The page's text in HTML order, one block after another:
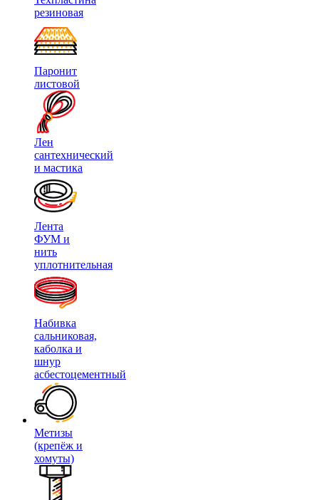
резиновая
Паронит
листовой
Лен
сантехнический
и мастика
Лента
ФУМ и
нить
уплотнительная
Набивка
сальниковая,
каболка и
шнур
асбестоцементный
Метизы
(крепёж и
хомуты)